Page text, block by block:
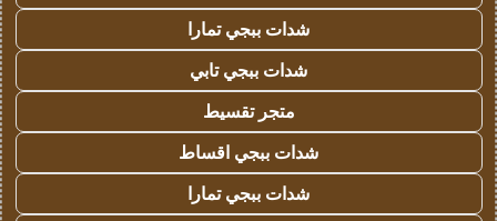
شدات ببجي تمارا
شدات ببجي تابي
متجر تقسيط
شدات ببجي اقساط
شدات ببجي تمارا